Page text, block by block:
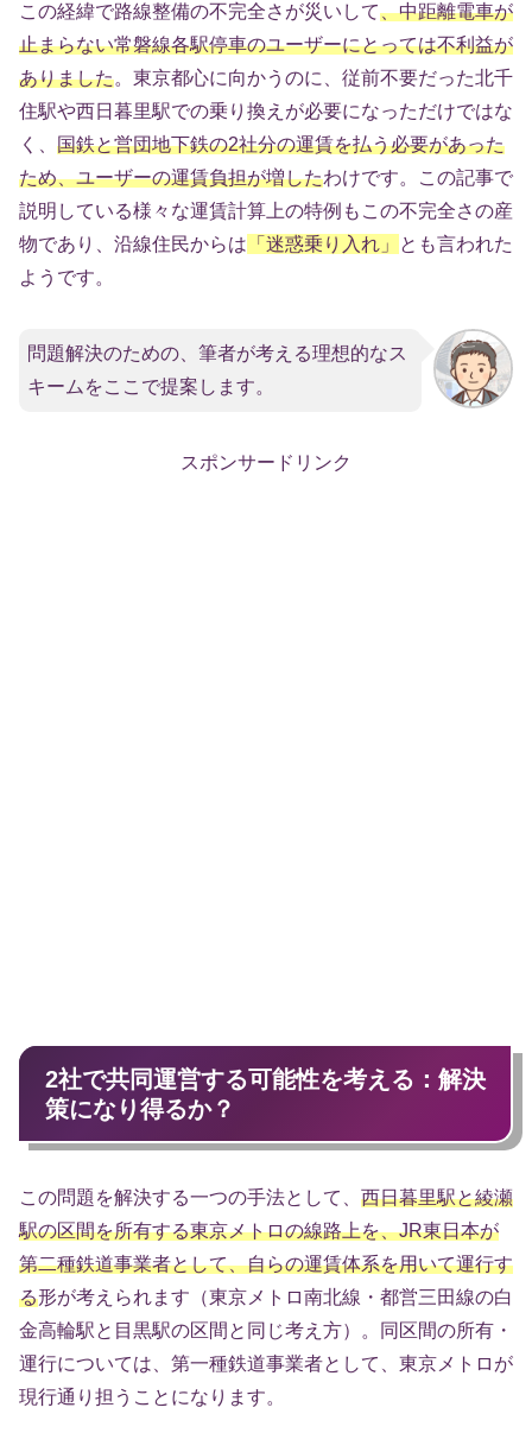
この経緯で路線整備の不完全さが災いして、中距離電車が
止まらない常磐線各駅停車のユーザーにとっては不利益が
ありました。東京都心に向かうのに、従前不要だった北千
住駅や西日暮里駅での乗り換えが必要になっただけではな
く、 国鉄と営団地下鉄の2社分の運賃を払う必要があった
ため、ユーザーの運賃負担が増したわけです。この記事で
説明している様々な運賃計算上の特例もこの不完全さの産
物であり、沿線住民からは 「迷惑乗り入れ」
とも言われた
ようです。
問題解決のための、筆者が考える理想的なス
キームをここで提案します。
スポンサードリンク
2社で共同運営する可能性を考える：解決
策になり得るか？
この問題を解決する一つの手法として、 西日暮里駅と綾瀬
駅の区間を所有する東京メトロの線路上を、JR東日本が
第二種鉄道事業者として、自らの運賃体系を用いて運行す
る形が考えられます（東京メトロ南北線・都営三田線の白
金高輪駅と目黒駅の区間と同じ考え方）。同区間の所有・
運行については、第一種鉄道事業者として、東京メトロが
現行通り担うことになります。